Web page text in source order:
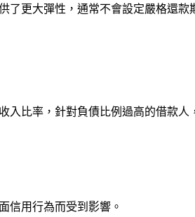
更大彈性，通常不會設定嚴格還款
比率，針對負債比例過高的借款人
信用行為而受到影響。